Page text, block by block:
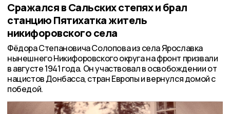
Сражался в Сальских степях и брал
станцию Пятихатка житель
никифоровского села
Фёдора Степановича Солопова из села Ярославка
нынешнего Никифоровского округа на фронт призвали
в августе 1941 года. Он участвовал в освобождении от
нацистов Донбасса, стран Европы и вернулся домой с
победой.